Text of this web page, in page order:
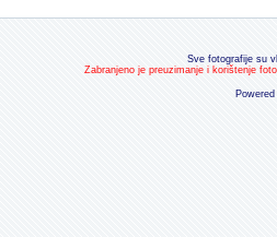
Sve fotografije su
Zabranjeno je preuzimanje i korištenje